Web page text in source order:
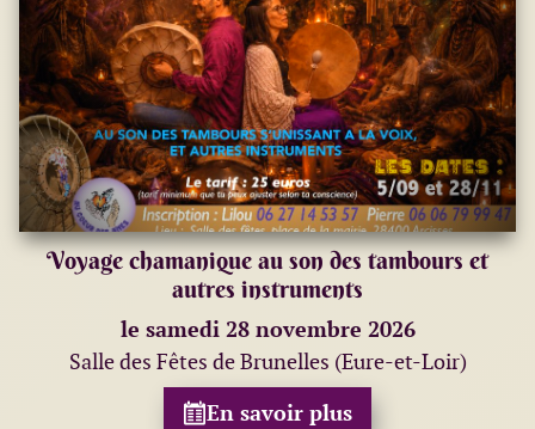
Voyage chamanique au son des tambours et
autres instruments
le samedi 28 novembre 2026
Salle des Fêtes de Brunelles (Eure-et-Loir)
En savoir plus